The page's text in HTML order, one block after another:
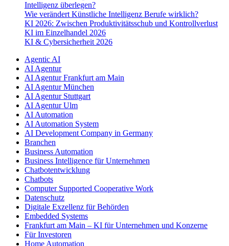
Intelligenz überlegen?
Wie verändert Künstliche Intelligenz Berufe wirklich?
KI 2026: Zwischen Produktivitätsschub und Kontrollverlust
KI im Einzelhandel 2026
KI & Cybersicherheit 2026
Agentic AI
AI Agentur
AI Agentur Frankfurt am Main
AI Agentur München
AI Agentur Stuttgart
AI Agentur Ulm
AI Automation
AI Automation System
AI Development Company in Germany
Branchen
Business Automation
Business Intelligence für Unternehmen
Chatbotentwicklung
Chatbots
Computer Supported Cooperative Work
Datenschutz
Digitale Exzellenz für Behörden
Embedded Systems
Frankfurt am Main – KI für Unternehmen und Konzerne
Für Investoren
Home Automation